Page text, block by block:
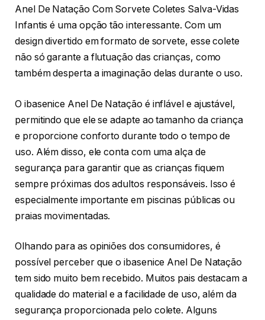
Anel De Natação Com Sorvete Coletes Salva-Vidas
Infantis é uma opção tão interessante. Com um
design divertido em formato de sorvete, esse colete
não só garante a flutuação das crianças, como
também desperta a imaginação delas durante o uso.
O ibasenice Anel De Natação é inflável e ajustável,
permitindo que ele se adapte ao tamanho da criança
e proporcione conforto durante todo o tempo de
uso. Além disso, ele conta com uma alça de
segurança para garantir que as crianças fiquem
sempre próximas dos adultos responsáveis. Isso é
especialmente importante em piscinas públicas ou
praias movimentadas.
Olhando para as opiniões dos consumidores, é
possível perceber que o ibasenice Anel De Natação
tem sido muito bem recebido. Muitos pais destacam a
qualidade do material e a facilidade de uso, além da
segurança proporcionada pelo colete. Alguns